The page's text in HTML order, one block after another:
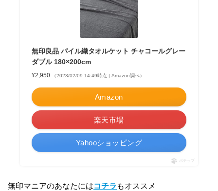
無印良品 パイル織タオルケット チャコールグレー
ダブル 180×200cm
¥2,950 （2023/02/09 14:49時点 | Amazon調べ）
Amazon
楽天市場
Yahooショッピング
ポチップ
無印マニアのあなたにはコチラ もオススメ